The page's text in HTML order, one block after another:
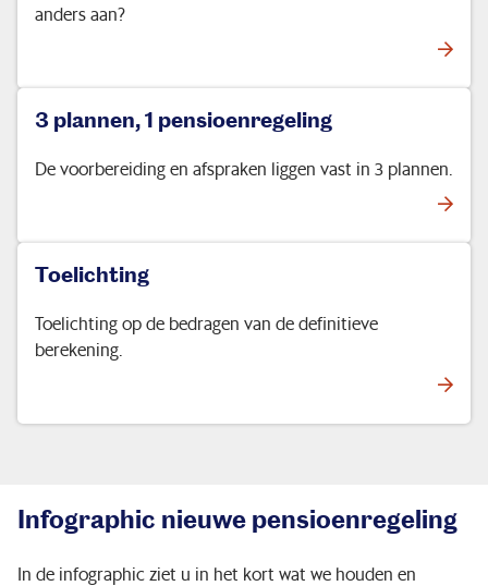
anders aan?
3 plannen, 1 pensioenregeling
De voorbereiding en afspraken liggen vast in 3 plannen.
Toelichting
Toelichting op de bedragen van de definitieve
berekening.
Infographic nieuwe pensioenregeling
In de infographic ziet u in het kort wat we houden en